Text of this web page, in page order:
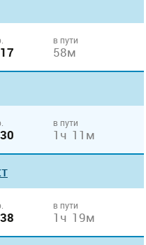
в пути
58м
в пути
1ч 11м
в пути
1ч 19м